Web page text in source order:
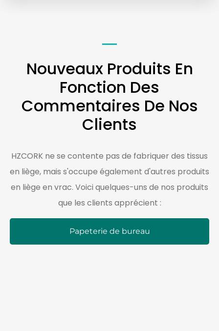
Nouveaux Produits En
Fonction Des
Commentaires De Nos
Clients
HZCORK ne se contente pas de fabriquer des tissus
en liège, mais s'occupe également d'autres produits
en liège en vrac. Voici quelques-uns de nos produits
que les clients apprécient :
Papeterie de bureau